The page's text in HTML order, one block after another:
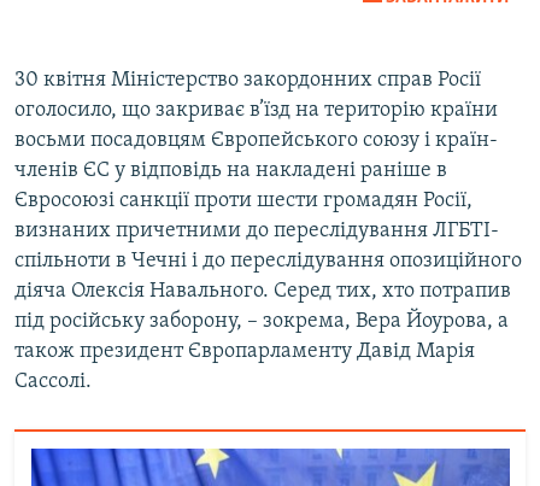
720p
1080p
30 квітня Міністерство закордонних справ Росії
оголосило, що закриває в’їзд на територію країни
восьми посадовцям Європейського союзу і країн-
членів ЄС у відповідь на накладені раніше в
Євросоюзі санкції проти шести громадян Росії,
визнаних причетними до переслідування ЛГБТІ-
спільноти в Чечні і до переслідування опозиційного
діяча Олексія Навального. Серед тих, хто потрапив
під російську заборону, – зокрема, Вера Йоурова, а
також президент Європарламенту Давід Марія
Сассолі.